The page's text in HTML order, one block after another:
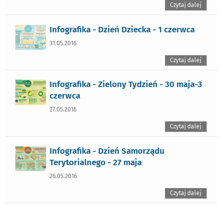
Czytaj dalej
Infografika - Dzień Dziecka - 1 czerwca
31.05.2016
Czytaj dalej
Infografika - Zielony Tydzień - 30 maja-3
czerwca
27.05.2016
Czytaj dalej
Infografika - Dzień Samorządu
Terytorialnego - 27 maja
26.05.2016
Czytaj dalej